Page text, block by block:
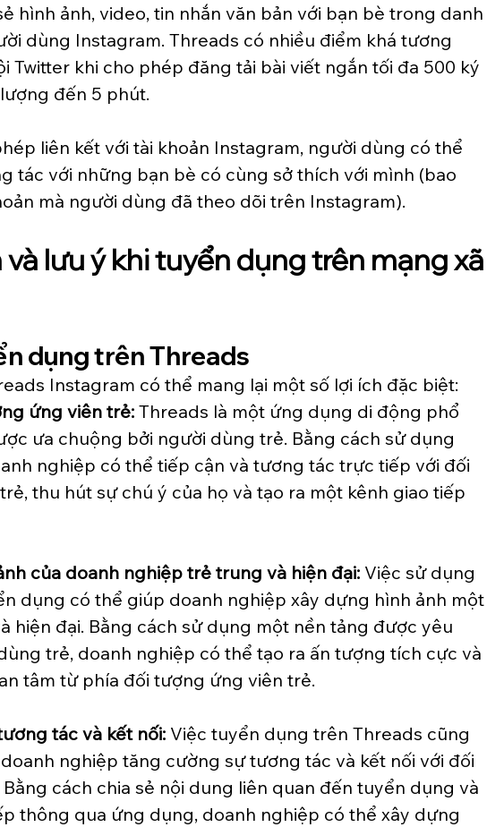
hình ảnh, video, tin nhắn văn bản với bạn bè trong danh
dùng Instagram. Threads có nhiều điểm khá tương
Twitter khi cho phép đăng tải bài viết ngắn tối đa 500 ký
đến 5 phút.
liên kết với tài khoản Instagram, người dùng có thể
tác với những bạn bè có cùng sở thích với mình (bao
mà người dùng đã theo dõi trên Instagram).
lưu ý khi tuyển dụng trên mạng xã
dụng trên Threads
Instagram có thể mang lại một số lợi ích đặc biệt:
ứng viên trẻ: Threads là một ứng dụng di động phổ
ưa chuộng bởi người dùng trẻ. Bằng cách sử dụng
nghiệp có thể tiếp cận và tương tác trực tiếp với đối
thu hút sự chú ý của họ và tạo ra một kênh giao tiếp
của doanh nghiệp trẻ trung và hiện đại: Việc sử dụng
dụng có thể giúp doanh nghiệp xây dựng hình ảnh một
hiện đại. Bằng cách sử dụng một nền tảng được yêu
trẻ, doanh nghiệp có thể tạo ra ấn tượng tích cực và
tâm từ phía đối tượng ứng viên trẻ.
tác và kết nối: Việc tuyển dụng trên Threads cũng
nghiệp tăng cường sự tương tác và kết nối với đối
cách chia sẻ nội dung liên quan đến tuyển dụng và
thông qua ứng dụng, doanh nghiệp có thể xây dựng